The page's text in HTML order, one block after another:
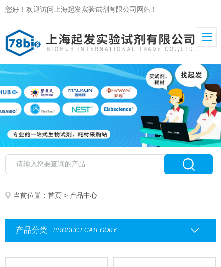
您好！欢迎访问上海起发实验试剂有限公司网站！
当前位置：首页 > 产品中心
产品分类 PRODUCT CATEGORY